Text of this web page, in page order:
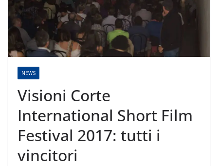
NEWS
Visioni Corte
International Short Film
Festival 2017: tutti i
vincitori